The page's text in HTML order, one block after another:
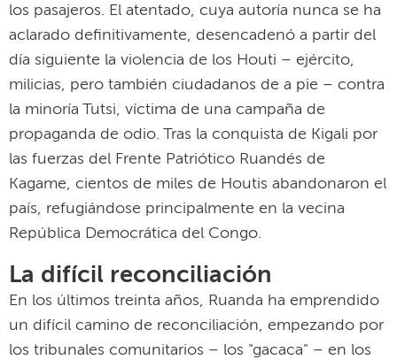
los pasajeros. El atentado, cuya autoría nunca se ha
aclarado definitivamente, desencadenó a partir del
día siguiente la violencia de los Houti – ejército,
milicias, pero también ciudadanos de a pie – contra
la minoría Tutsi, víctima de una campaña de
propaganda de odio. Tras la conquista de Kigali por
las fuerzas del Frente Patriótico Ruandés de
Kagame, cientos de miles de Houtis abandonaron el
país, refugiándose principalmente en la vecina
República Democrática del Congo.
La difícil reconciliación
En los últimos treinta años, Ruanda ha emprendido
un difícil camino de reconciliación, empezando por
los tribunales comunitarios – los "gacaca" – en los